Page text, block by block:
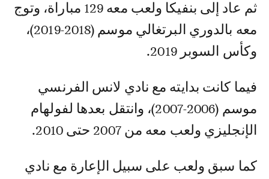
ثم عاد إلى بنفيكا ولعب معه 129 مباراة، وتوج
معه بالدوري البرتغالي موسم (2018-2019)،
وكأس السوبر 2019.
فيما كانت بدايته مع نادي لانس الفرنسي
موسم (2006-2007)، وانتقل بعدها لفولهام
الإنجليزي ولعب معه من 2007 حتى 2010.
كما سبق ولعب على سبيل الإعارة مع نادي